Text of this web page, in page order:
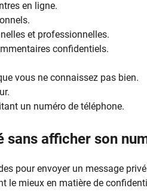
en ligne.
et professionnelles.
confidentiels.
vous ne connaissez pas bien.
un numéro de téléphone.
sans afficher son
pour envoyer un message
le mieux en matière de